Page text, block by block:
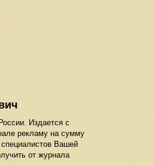
Издается с
рекламу на сумму
Вашей
от журнала